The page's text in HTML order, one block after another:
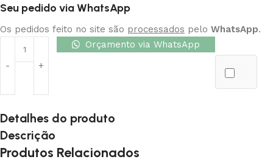
Seu pedido via WhatsApp
Os pedidos feito no site são processados pelo WhatsApp.
Orçamento via WhatsApp
Detalhes do produto
Descrição
Produtos Relacionados